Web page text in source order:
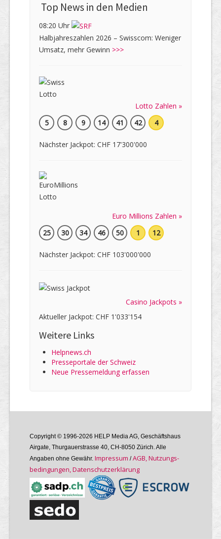
Top News in den Medien
08:20 Uhr
Halbjahreszahlen 2026 – Swisscom: Weniger
Umsatz, mehr Gewinn >>>
Lotto Zahlen »
5
8 9 14 41 42 4
Nächster Jackpot: CHF 17'300'000
Euro Millions Zahlen »
25
30 34 46 50 1 12
Nächster Jackpot: CHF 103'000'000
Casino Jackpots »
Aktueller Jackpot: CHF 1'033'154
Weitere Links
Helpnews.ch
Presseportale der Schweiz
Neue Pressemeldung erfassen
Copyright © 1996-2026 HELP Media AG, Geschäftshaus
Airgate, Thurgauer­strasse 40, CH-8050 Zürich. Alle
Angaben ohne Gewähr. Im­pres­sum /AGB, Nutzungs­
bedin­gungen, Daten­schutz­er­klärung